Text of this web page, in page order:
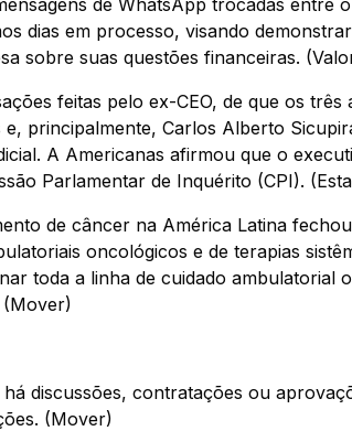
dias em processo, visando
sobre suas questões financeiras.
feitas pelo ex-CEO, de que os três
principalmente, Carlos Alberto
A Americanas afirmou que o
Parlamentar de Inquérito (CPI).
de câncer na América Latina
oncológicos e de terapias
toda a linha de cuidado ambulatorial
(Mover)
discussões, contratações ou
(Mover)